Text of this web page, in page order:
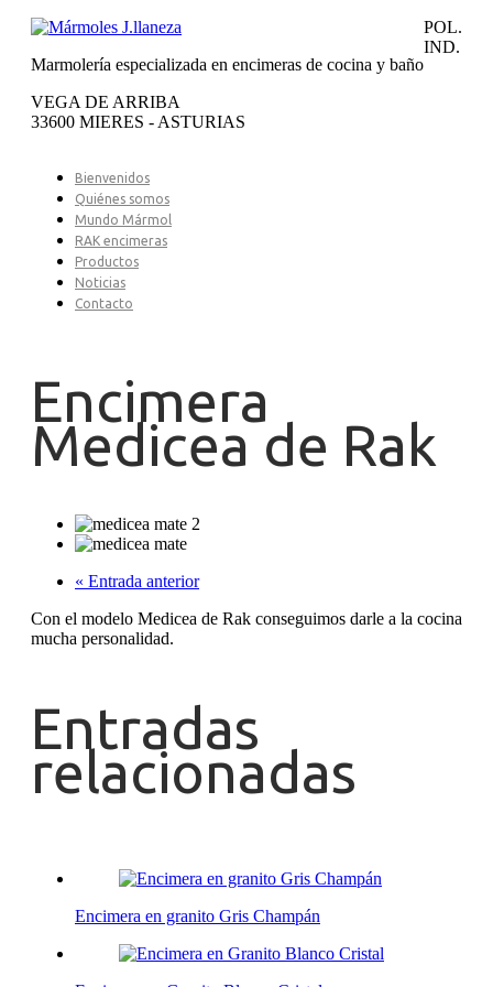
Marmolería especializada en encimeras de cocina y baño
POL.
IND.
VEGA DE ARRIBA
33600 MIERES - ASTURIAS
Bienvenidos
Quiénes somos
Mundo Mármol
RAK encimeras
Productos
Noticias
Contacto
Encimera
Medicea de Rak
« Entrada anterior
Con el modelo Medicea de Rak conseguimos darle a la cocina
mucha personalidad.
Entradas
relacionadas
Encimera en granito Gris Champán